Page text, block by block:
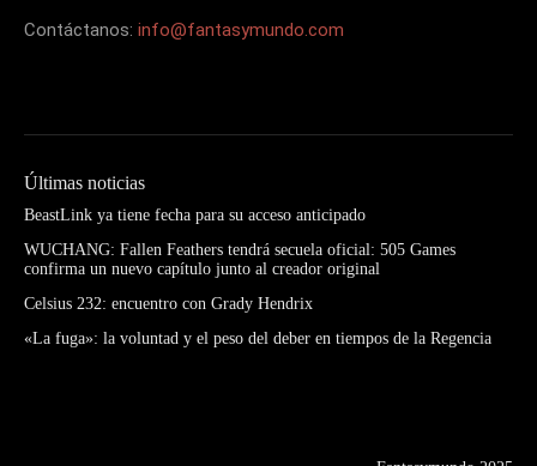
Contáctanos: info@fantasymundo.com
Últimas noticias
BeastLink ya tiene fecha para su acceso anticipado
WUCHANG: Fallen Feathers tendrá secuela oficial: 505 Games
confirma un nuevo capítulo junto al creador original
Celsius 232: encuentro con Grady Hendrix
«La fuga»: la voluntad y el peso del deber en tiempos de la Regencia